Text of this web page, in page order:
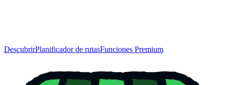
DescubrirPlanificador de rutasFunciones Premium